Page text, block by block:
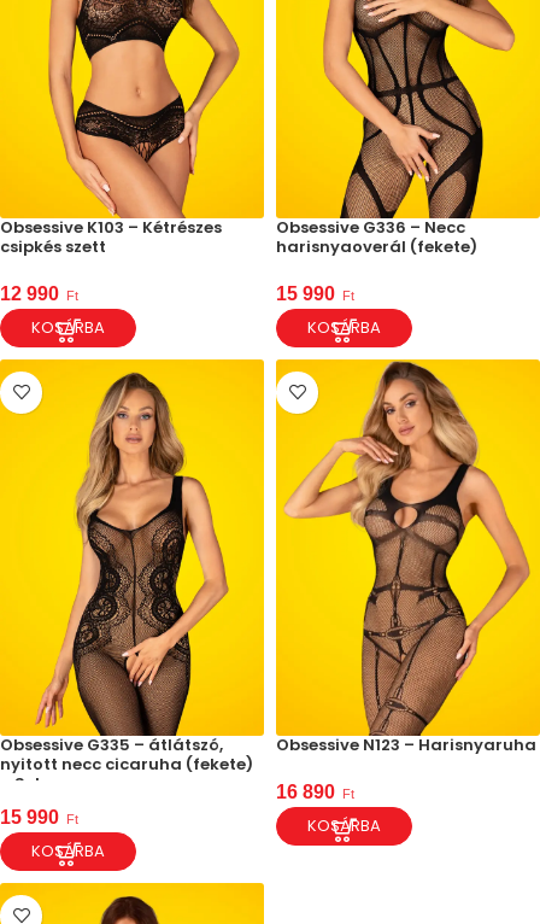
Obsessive K103 – Kétrészes
csipkés szett
12 990 Ft
KOSÁRBA
Obsessive G336 – Necc
harisnyaoverál (fekete)
15 990 Ft
KOSÁRBA
Obsessive G335 – átlátszó,
nyitott necc cicaruha (fekete)
– S-L
15 990 Ft
KOSÁRBA
Obsessive N123 – Harisnyaruha
16 890 Ft
KOSÁRBA